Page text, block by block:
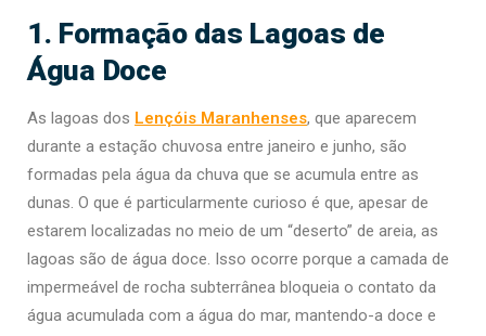
1. Formação das Lagoas de
Água Doce
As lagoas dos Lençóis Maranhenses, que aparecem
durante a estação chuvosa entre janeiro e junho, são
formadas pela água da chuva que se acumula entre as
dunas. O que é particularmente curioso é que, apesar de
estarem localizadas no meio de um “deserto” de areia, as
lagoas são de água doce. Isso ocorre porque a camada de
impermeável de rocha subterrânea bloqueia o contato da
água acumulada com a água do mar, mantendo-a doce e